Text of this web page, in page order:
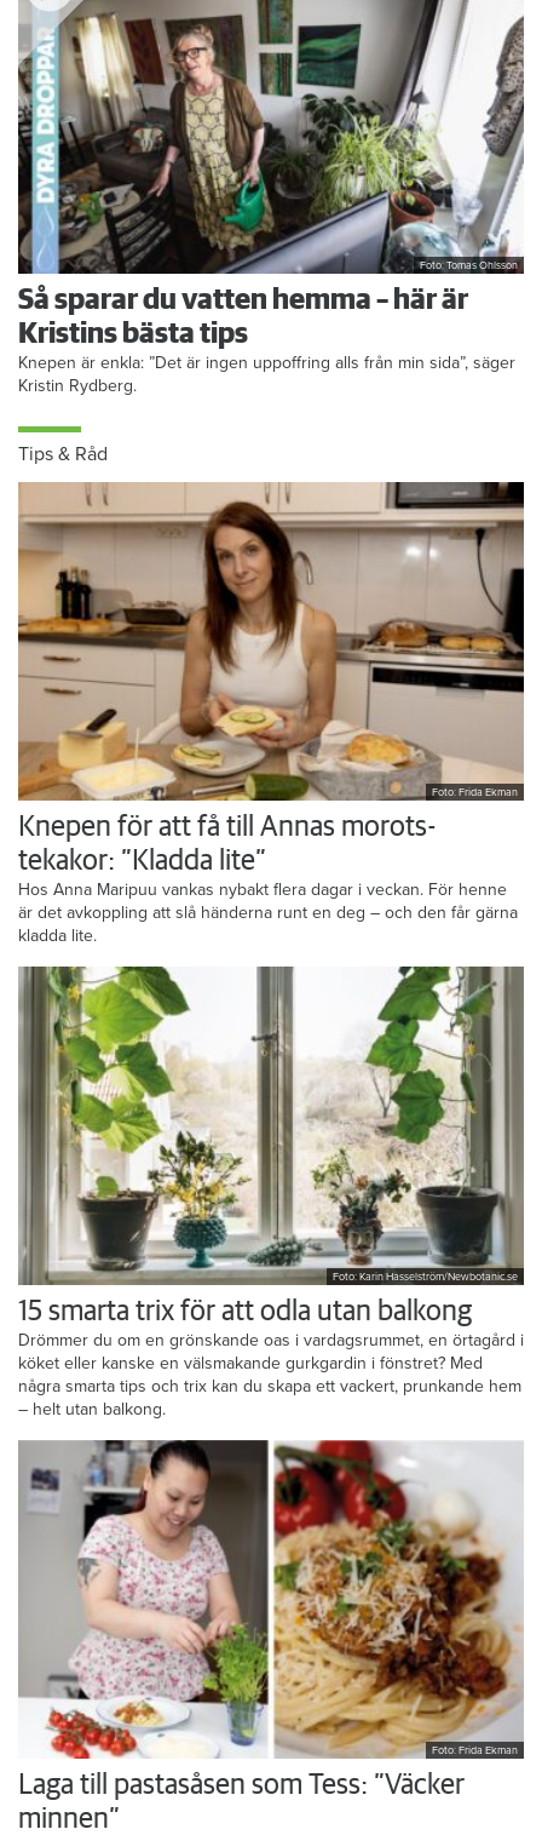
Foto: Tomas Ohlsson
Så sparar du vatten hemma – här är
Kristins bästa tips
Knepen är enkla: ”Det är ingen uppoffring alls från min sida”, säger
Kristin Rydberg.
Tips & Råd
Foto: Frida Ekman
Knepen för att få till Annas morots-
tekakor: ”Kladda lite”
Hos Anna Maripuu vankas nybakt flera dagar i veckan. För henne
är det avkoppling att slå händerna runt en deg – och den får gärna
kladda lite.
Foto: Karin Hasselström/Newbotanic.se
15 smarta trix för att odla utan balkong
Drömmer du om en grönskande oas i vardagsrummet, en örtagård i
köket eller kanske en välsmakande gurkgardin i fönstret? Med
några smarta tips och trix kan du skapa ett vackert, prunkande hem
– helt utan balkong.
Foto: Frida Ekman
Laga till pastasåsen som Tess: ”Väcker
minnen”